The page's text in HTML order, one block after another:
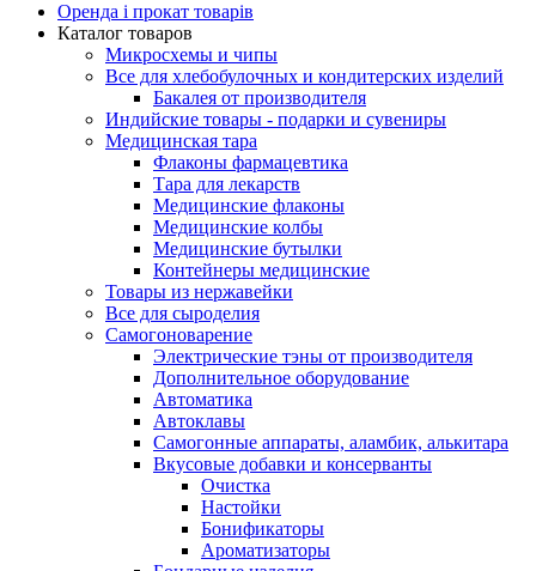
Оренда і прокат товарів
Каталог товаров
Микросхемы и чипы
Все для хлебобулочных и кондитерских изделий
Бакалея от производителя
Индийские товары - подарки и сувениры
Медицинская тара
Флаконы фармацевтика
Тара для лекарств
Медицинские флаконы
Медицинские колбы
Медицинские бутылки
Контейнеры медицинские
Товары из нержавейки
Все для сыроделия
Самогоноварение
Электрические тэны от производителя
Дополнительное оборудование
Автоматика
Автоклавы
Самогонные аппараты, аламбик, алькитара
Вкусовые добавки и консерванты
Очистка
Настойки
Бонификаторы
Ароматизаторы